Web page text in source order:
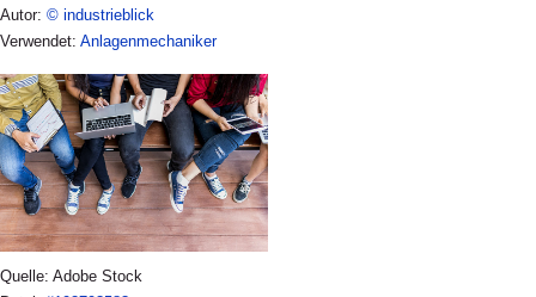
Autor: © industrieblick
Verwendet: Anlagenmechaniker
Quelle: Adobe Stock